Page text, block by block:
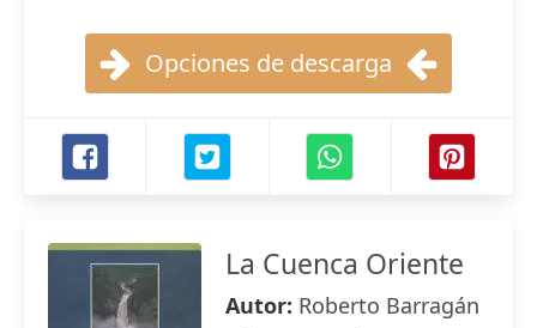
Opciones de descarga
La Cuenca Oriente
Autor: Roberto Barragán